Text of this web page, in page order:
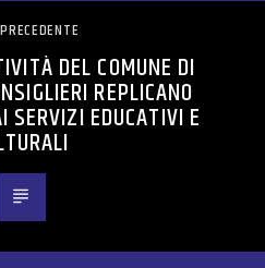
DEL COMUNE DI
REPLICANO
SERVIZI EDUCATIVI E